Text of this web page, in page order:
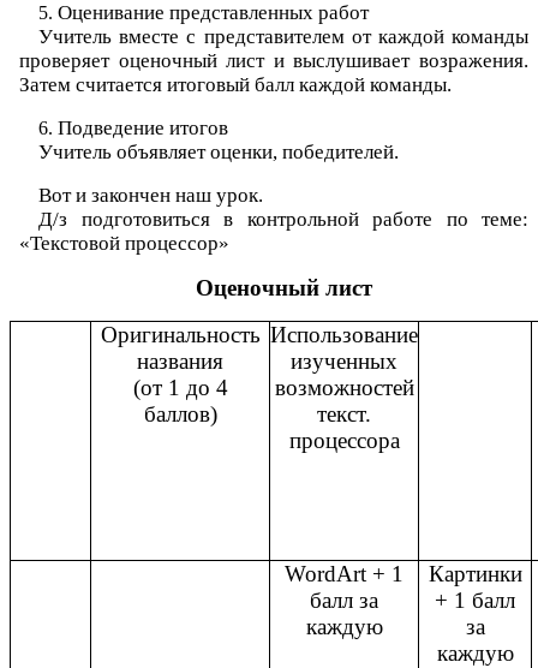
Оценивание представленных работ
Учитель вместе с представителем от каждой команды
проверяет оценочный лист и выслушивает возражения.
Затем считается итоговый балл каждой команды.
Подведение итогов
Учитель объявляет оценки, победителей.
Вот и закончен наш урок.
Д/з подготовиться в контрольной работе по теме:
«Текстовой процессор»
Оценочный лист
Оригинальность
названия
(от 1 до 4
баллов)
Использование
изученных
возможностей
текст.
процессора
WordArt + 1
балл за
каждую
Картинки
+ 1 балл
за
каждую